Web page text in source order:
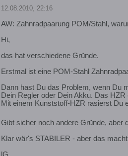
12.08.2010, 22:16
AW: Zahnradpaarung POM/Stahl,
Hi,
das hat verschiedene Gründe.
Erstmal ist eine POM-Stahl
Dann hast Du das Problem, wenn Du
Dein Regler oder Dein Akku. Das
Mit einem Kunststoff-HZR rasierst Du
Gibt sicher noch andere Gründe, aber
Klar wär's STABILER - aber das